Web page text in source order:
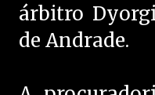
árbitro
de Andrade.